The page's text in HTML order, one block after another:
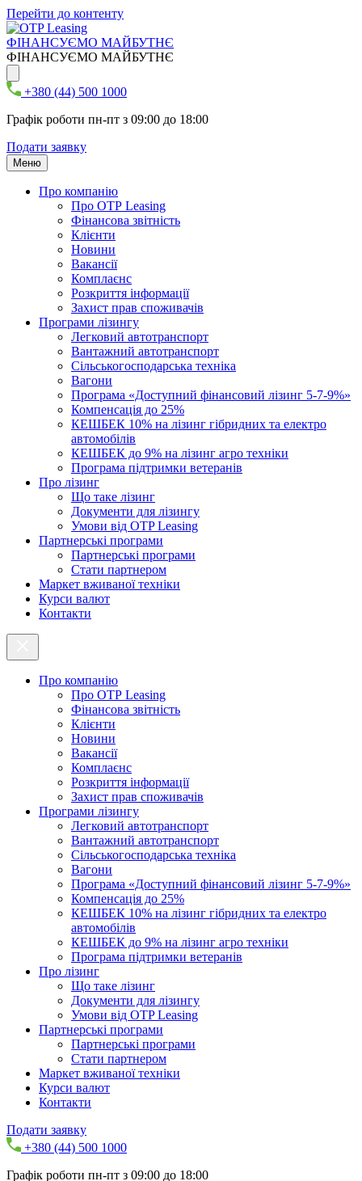
Перейти до контенту
ФІНАНСУЄМО МАЙБУТНЄ
ФІНАНСУЄМО МАЙБУТНЄ
+380 (44) 500 1000
Графік роботи пн-пт з 09:00 до 18:00
Подати заявку
Меню
Про компанію
Про ОТР Leasing
Фінансова звітність
Клієнти
Новини
Вакансії
Комплаєнс
Розкриття інформації
Захист прав споживачів
Програми лізингу
Легковий автотранспорт
Вантажний автотранспорт
Cільськогосподарська техніка
Вагони
Програма «Доступний фінансовий лізинг 5-7-9%»
Компенсація до 25%
КЕШБЕК 10% на лізинг гібридних та електро
автомобілів
КЕШБЕК до 9% на лізинг агро техніки
Програма підтримки ветеранів
Про лізинг
Що таке лізинг
Документи для лізингу
Умови від OTP Leasing
Партнерські програми
Партнерські програми
Стати партнером
Маркет вживаної техніки
Курси валют
Контакти
Про компанію
Про ОТР Leasing
Фінансова звітність
Клієнти
Новини
Вакансії
Комплаєнс
Розкриття інформації
Захист прав споживачів
Програми лізингу
Легковий автотранспорт
Вантажний автотранспорт
Cільськогосподарська техніка
Вагони
Програма «Доступний фінансовий лізинг 5-7-9%»
Компенсація до 25%
КЕШБЕК 10% на лізинг гібридних та електро
автомобілів
КЕШБЕК до 9% на лізинг агро техніки
Програма підтримки ветеранів
Про лізинг
Що таке лізинг
Документи для лізингу
Умови від OTP Leasing
Партнерські програми
Партнерські програми
Стати партнером
Маркет вживаної техніки
Курси валют
Контакти
Подати заявку
+380 (44) 500 1000
Графік роботи пн-пт з 09:00 до 18:00